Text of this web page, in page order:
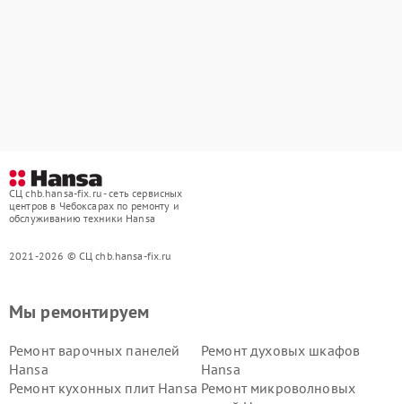
СЦ chb.hansa-fix.ru - сеть сервисных
центров в Чебоксарах по ремонту и
обслуживанию техники Hansa
2021-2026 © СЦ chb.hansa-fix.ru
Мы ремонтируем
Ремонт варочных панелей
Hansa
Ремонт духовых шкафов
Hansa
Ремонт кухонных плит Hansa Ремонт микроволновых